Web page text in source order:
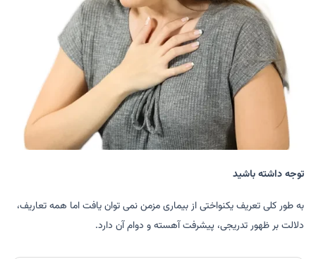
توجه داشته باشید
به طور کلی تعریف یکنواختی از بیماری مزمن نمی توان یافت اما همه تعاریف،
دلالت بر ظهور تدریجی، پیشرفت آهسته و دوام آن دارد.